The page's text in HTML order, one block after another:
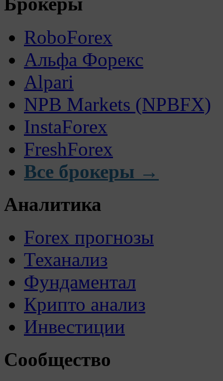
RoboForex
Альфа Форекс
Alpari
NPB Markets (NPBFX)
InstaForex
FreshForex
Все брокеры →
Аналитика
Forex прогнозы
Теханализ
Фундаментал
Крипто анализ
Инвестиции
Сообщество